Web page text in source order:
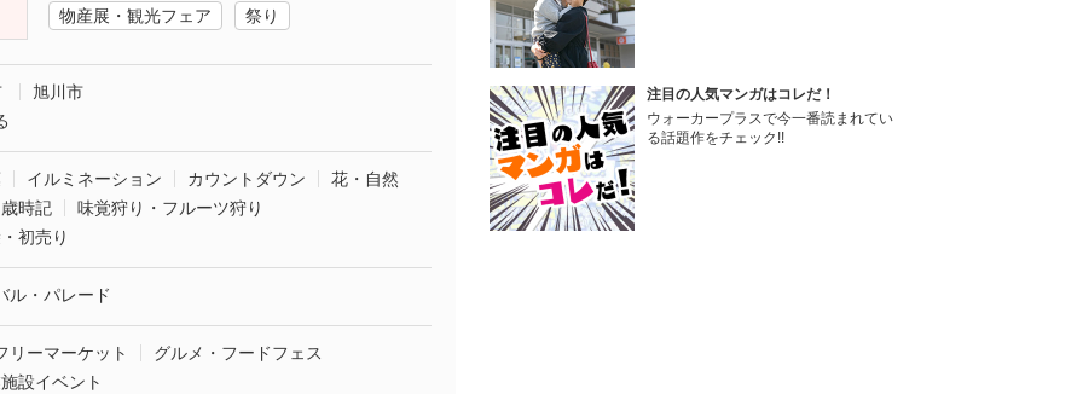
物産展・観光フェア
祭り
旭川市
イルミネーション カウントダウン
花・自然
時記
味覚狩り・フルーツ狩り
初売り
ル・パレード
リーマーケット
グルメ・フードフェス
設イベント
注目の人気マンガはコレだ！
ウォーカープラスで今一番読まれてい
る話題作をチェック!!